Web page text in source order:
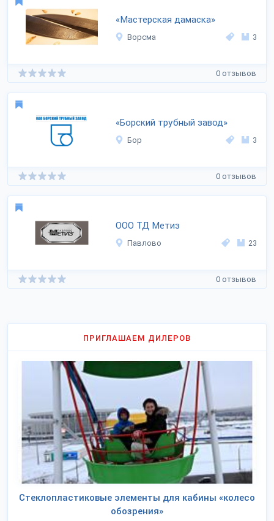
«Мастерская дамаска»
Ворсма 3
0 отзывов
«Борский трубный завод»
Бор 3
0 отзывов
ООО ТД Метиз
Павлово 23
0 отзывов
ПРИГЛАШАЕМ ДИЛЕРОВ
Стеклопластиковые элементы для кабины «колесо
обозрения»